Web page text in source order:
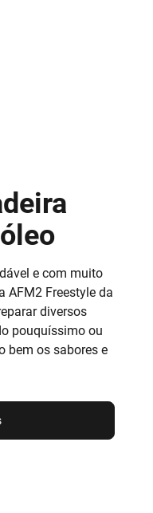
e com muito
AFM2 Freestyle da
diversos
pouquíssimo ou
bem os sabores e